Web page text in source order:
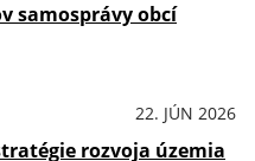
samosprávy obcí
22. JÚN 2026
rozvoja územia